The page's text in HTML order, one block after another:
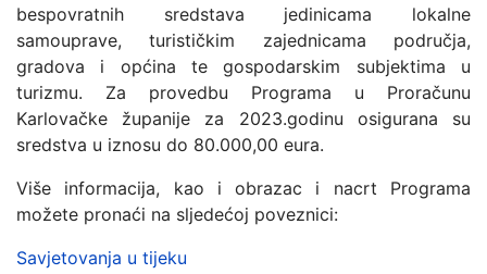
bespovratnih sredstava jedinicama lokalne
samouprave, turističkim zajednicama područja,
gradova i općina te gospodarskim subjektima u
turizmu. Za provedbu Programa u Proračunu
Karlovačke županije za 2023.godinu osigurana su
sredstva u iznosu do 80.000,00 eura.
Više informacija, kao i obrazac i nacrt Programa
možete pronaći na sljedećoj poveznici:
Savjetovanja u tijeku